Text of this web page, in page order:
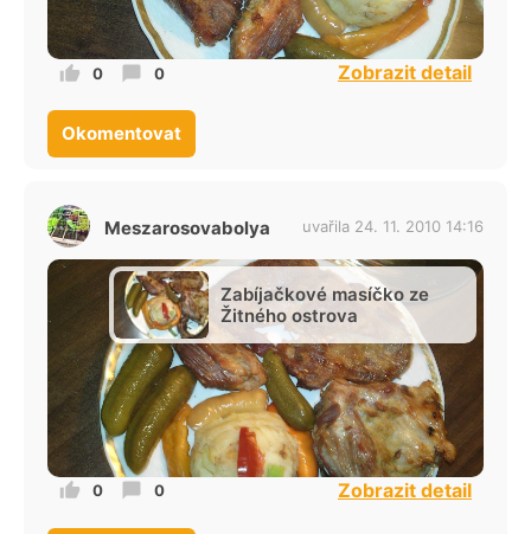
0 0 Zobrazit detail
Okomentovat
Meszarosovabolya uvařila 24. 11. 2010 14:16
Zabíjačkové masíčko ze
Žitného ostrova
0 0 Zobrazit detail